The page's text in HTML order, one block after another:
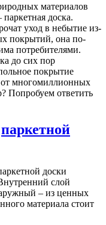
материалов
доска.
уход в небытие из-
покрытий, она по-
потребителями.
до сих пор
покрытие
от многомиллионных
Попробуем ответить
паркетной
доски
слой
– из ценных
материала стоит